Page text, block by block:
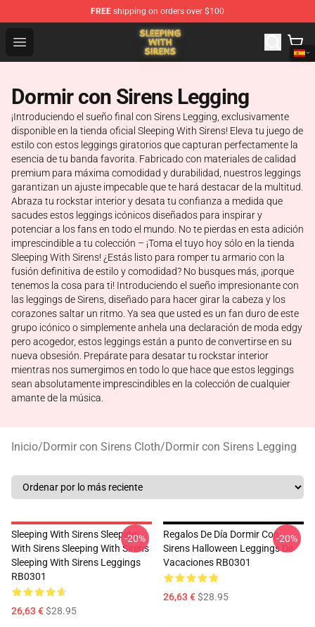
FREE shipping on orders over $100
Open menu
Sleeping With Sirens Store - Official Sleeping With
Dormir con Sirens Legging
¡Introduciendo el sueño final con Sirens Legging, exclusivamente
disponible en la tienda oficial Sleeping With Sirens! Eleva tu juego de
estilo con estos leggings giratorios que capturan perfectamente la
esencia de tu banda favorita. Fabricado con materiales de calidad
premium para máxima comodidad y durabilidad, nuestros leggings
garantizan un ajuste impecable que te hará destacar de la multitud.
Abraza tu rockstar interior y desata tu confianza a medida que
sacudes estos leggings icónicos diseñados para inspirar y
potenciar a los fans en todo el mundo. No te pierdas en esta adición
imprescindible a tu colección – ¡Toma el tuyo hoy sólo en la tienda
Sleeping With Sirens! ¿Estás listo para romper tu armario con la
fusión definitiva de estilo y comodidad? No busques más, ¡porque
tenemos la cosa para ti! Introduciendo el sueño impresionante con
las leggings de Sirens, diseñado para hacer girar la cabeza y los
corazones saltar un ritmo. Ya sea que usted es un fan duro de este
grupo icónico o simplemente anhela una declaración de moda edgy
pero acogedor, estos leggings están a punto de convertirse en su
nueva obsesión. Prepárate para desatar tu rockstar interior
mientras nos sumergimos en todo lo que hace que estos leggings
sean absolutamente imprescindibles en la colección de cualquier
amante de la música.
Inicio/Dormir con Sirens Cloth/Dormir con Sirens Legging
Sleeping With Sirens Sleeping
With Sirens Sleeping With Sirens
Sleeping With Sirens Leggings
RB0301
26,63 €$28.95
-20%
Regalos De Día Dormir Con
Sirens Halloween Leggings De
Vacaciones RB0301
26,63 €$28.95
-20%